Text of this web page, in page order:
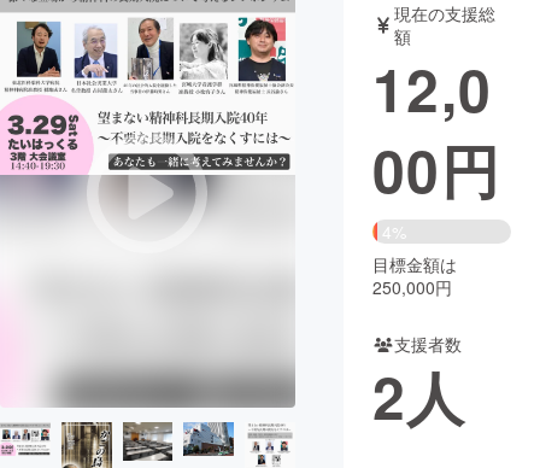
テクノロジー・ガジェット
映像・映画 書籍・雑誌
ビジネス・起業 チャレンジ
まちづくり・地域活性化
CAMPFIRE Creation
コミュニティ
現在の支援総
額
12,0
00円
4%
目標金額は
250,000円
支援者数
2人